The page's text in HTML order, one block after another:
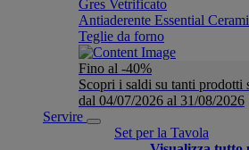
Gres Vetrificato
Antiaderente Essential
Teglie da forno
Fino al -40%
Scopri i saldi su tanti prodotti
dal 04/07/2026 al 31/08/2026
Servire
Set per la Tavola